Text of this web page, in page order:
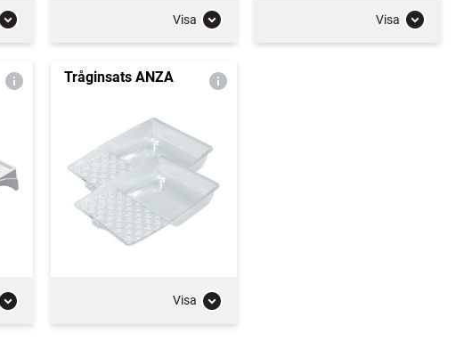
Visa Visa
Tråginsats ANZA
Visa